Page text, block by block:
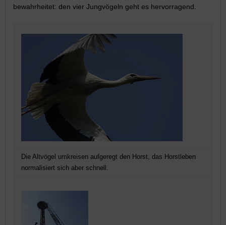
bewahrheitet: den vier Jungvögeln geht es hervorragend.
Die Altvögel umkreisen aufgeregt den Horst, das Horstleben
normalisiert sich aber schnell.